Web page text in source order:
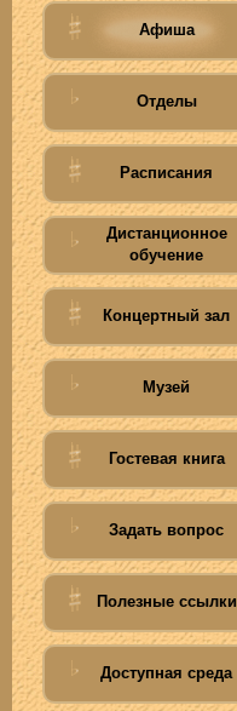
Афиша
Отделы
Расписания
Дистанционное
обучение
Концертный зал
Музей
Гостевая книга
Задать вопрос
Полезные ссылки
Доступная среда